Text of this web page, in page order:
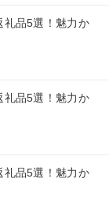
礼品5選！魅力か
礼品5選！魅力か
礼品5選！魅力か